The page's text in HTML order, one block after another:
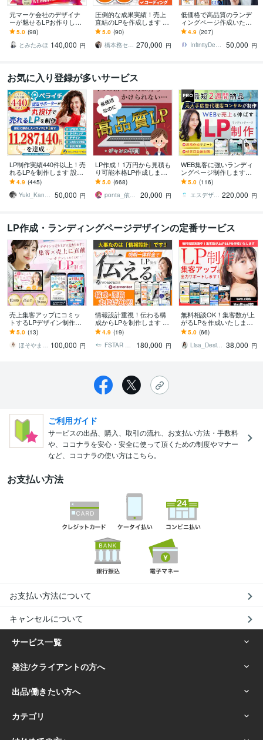
元マーケ会社のデザイナ
ーが魅せるLPお作りしま
す マーケティング視点で
反応を高めるLPを設計！
5.0 (98)
とみたみほ 140,000 円
圧倒的な成果実績！売上
直結のLPを作成します Go
ogle・Meta広告で成果！
原稿ゼロから丸投げOK
5.0 (90)
橋本務セールスデザインオフィス合同会社 270,000 円
低価格で高品質のランデ
ィングページ作成いたし
ます ココナラ実績100件
以上の実績ありハイクオ
リティLP制作
4.9 (207)
InfinityDesign1127
50,000 円
お気に入り登録が多いサービス
LP制作実績440件以上！売
れるLPを制作します 設
計、構成からライティン
グ、デザインまで全て丸
投げ対応可能！
4.9 (445)
Yuki_Kanamaru 50,000 円
LP作成！1万円から見積も
り可能本格LP作成します
元広告代理店勤務、現ア
フィリエイターがLP作成
★サンプルあり
5.0 (668)
ponta_依頼多数のため返信遅れます
20,000 円
WEB集客に強いランディ
ングページ制作します
【公式PRO認定済】広告
成果を最大化するLPを制
作します
5.0 (116)
エスデザインマーケティング 220,000 円
LP作成・ランディングページデザインの定番サービス
売上集客アップにコミッ
トするLPデザイン制作し
ます 広告運用の知見のあ
るセールスデザイナーが
制作します！
5.0 (13)
ほそやまや【商品とお客様を繋ぐLP制作】 100,000 円
情報設計重視！伝わる構
成からLPを制作します 女
性向けからBtoBまで、幅
広くOK！原稿もお任せく
ださい！
4.9 (19)
FSTAR Web Studio
180,000 円
無料相談OK！集客数が上
がるLPを作成いたします
★問い合わせなどを増や
したいあなたへ★コスパ
の高い集客サイト
5.0 (66)
Lisa_Design_ 38,000 円
ご利用ガイド
サービスの出品、購入、取引の流れ、お支払い方法・手数料
や、ココナラを安心・安全に使って頂くための制度やマナー
など、ココナラの使い方はこちら。
お支払い方法
お支払い方法について
キャンセルについて